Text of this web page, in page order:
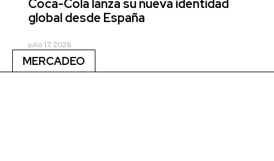
Coca-Cola lanza su nueva identidad
global desde España
julio 17, 2026
MERCADEO